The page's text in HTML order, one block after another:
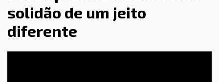
solidão de um jeito
diferente